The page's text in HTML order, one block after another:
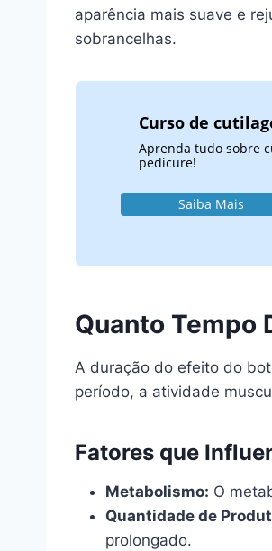
aparência mais suave e
sobrancelhas.
Curso de
Aprenda tudo sobre
pedicure!
Saiba Mais
Quanto Tempo
A duração do efeito do
período, a atividade
Fatores que
Metabolismo: O
Quantidade de
prolongado.